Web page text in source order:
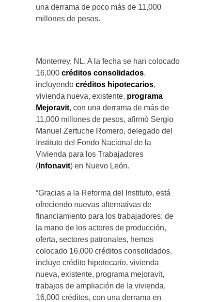
una derrama de poco más de 11,000
millones de pesos.
Monterrey, NL. A la fecha se han colocado
16,000 créditos consolidados,
incluyendo créditos hipotecarios,
vivienda nueva, existente, programa
Mejoravit, con una derrama de más de
11,000 millones de pesos, afirmó Sergio
Manuel Zertuche Romero, delegado del
Instituto del Fondo Nacional de la
Vivienda para los Trabajadores
( Infonavit) en Nuevo León.
“Gracias a la Reforma del Instituto, está
ofreciendo nuevas alternativas de
financiamiento para los trabajadores; de
la mano de los actores de producción,
oferta, sectores patronales, hemos
colocado 16,000 créditos consolidados,
incluye crédito hipotecario, vivienda
nueva, existente, programa mejoravit,
trabajos de ampliación de la vivienda,
16,000 créditos, con una derrama en